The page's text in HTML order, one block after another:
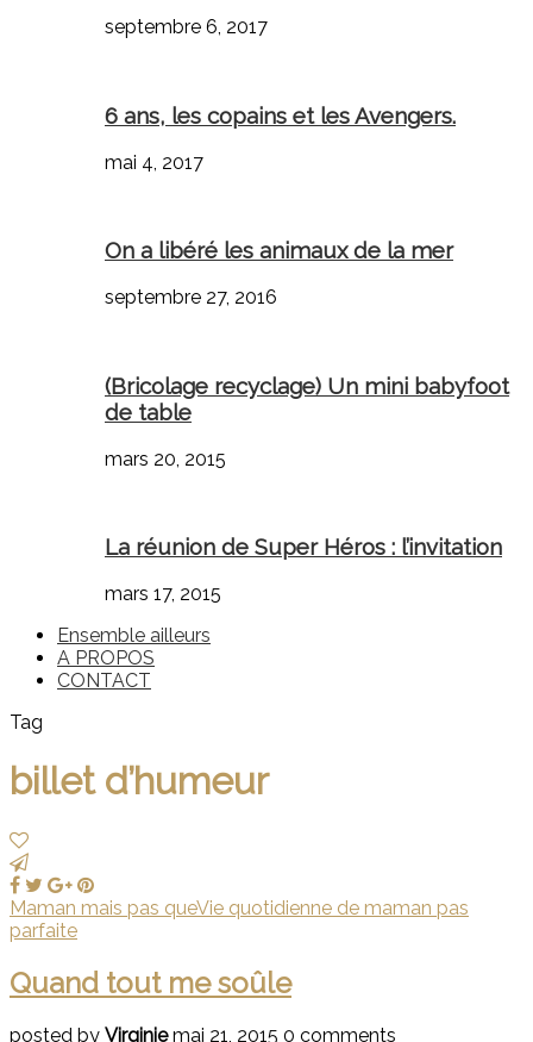
septembre 6, 2017
6 ans, les copains et les Avengers.
mai 4, 2017
On a libéré les animaux de la mer
septembre 27, 2016
(Bricolage recyclage) Un mini babyfoot
de table
mars 20, 2015
La réunion de Super Héros : l’invitation
mars 17, 2015
Ensemble ailleurs
A PROPOS
CONTACT
Tag
billet d’humeur
Maman mais pas queVie quotidienne de maman pas
parfaite
Quand tout me soûle
posted by Virginie mai 21, 2015 0 comments